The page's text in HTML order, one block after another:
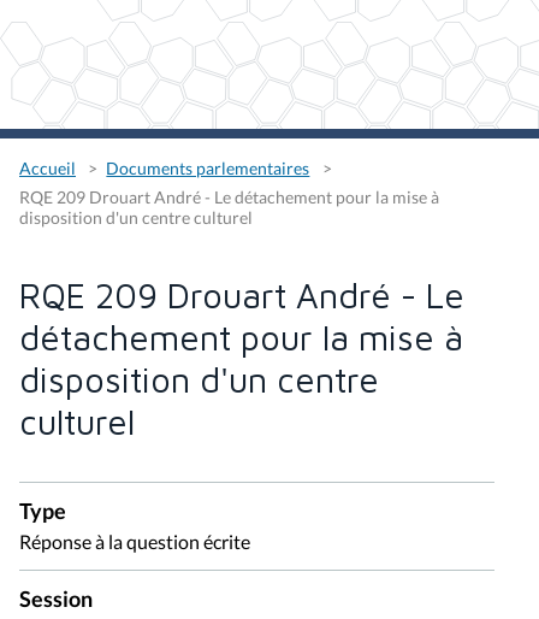
Accueil
Documents parlementaires
RQE 209 Drouart André - Le détachement pour la mise à
disposition d'un centre culturel
RQE 209 Drouart André - Le
détachement pour la mise à
disposition d'un centre
culturel
Type
Réponse à la question écrite
Session